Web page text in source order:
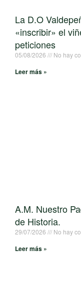
La D.O
«inscribir» el
peticiones
05/08/2026 No hay
Leer más »
A.M. Nuestro
de Historia.
29/07/2026 No hay
Leer más »